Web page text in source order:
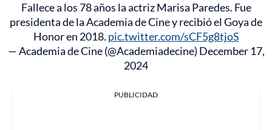
Fallece a los 78 años la actriz Marisa Paredes. Fue
presidenta de la Academia de Cine y recibió el Goya de
Honor en 2018. pic.twitter.com/sCF5g8tjoS
— Academia de Cine (@Academiadecine) December 17,
2024
PUBLICIDAD